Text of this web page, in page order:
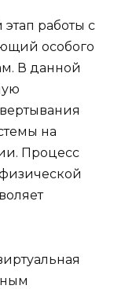
работы с
особого
В данной
на
Процесс